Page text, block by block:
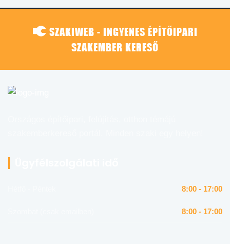
SZAKIWEB - INGYENES ÉPÍTŐIPARI
SZAKEMBER KERESŐ
8:00 - 17:00
8:00 - 17:00